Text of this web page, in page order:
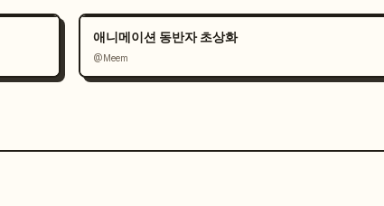
애니메이션 동반자 초상화
@Meem